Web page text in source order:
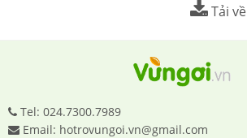
Tải về
Tel: 024.7300.7989
Email: hotrovungoi.vn@gmail.com